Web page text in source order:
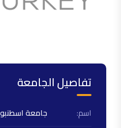
تفاصيل الجامعة
اسم:
جامعة